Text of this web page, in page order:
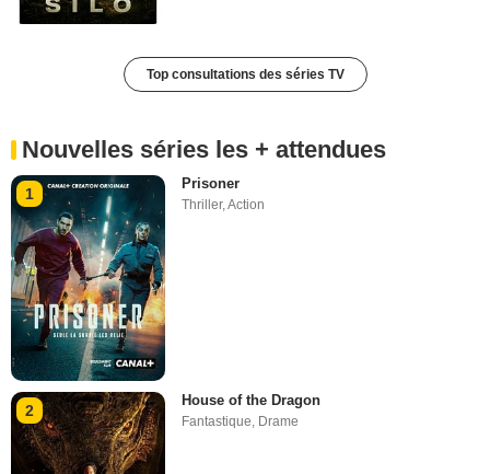
Top consultations des séries TV
Nouvelles séries les + attendues
1
Prisoner
Thriller,Action
2
House of the Dragon
Fantastique, Drame